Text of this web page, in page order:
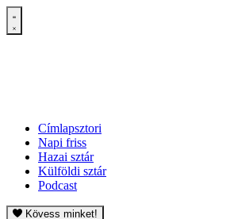
Címlapsztori
Napi friss
Hazai sztár
Külföldi sztár
Podcast
Kövess minket!